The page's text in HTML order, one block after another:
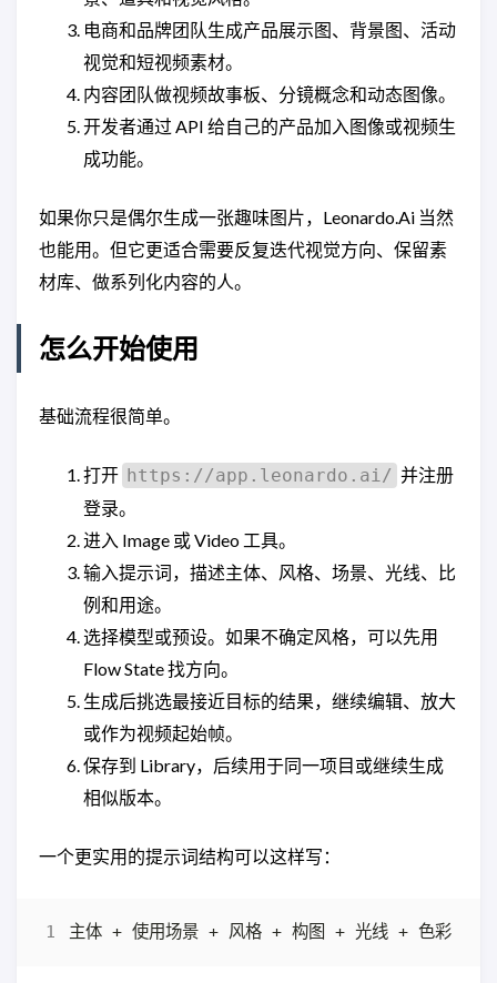
电商和品牌团队生成产品展示图、背景图、活动
视觉和短视频素材。
内容团队做视频故事板、分镜概念和动态图像。
开发者通过 API 给自己的产品加入图像或视频生
成功能。
如果你只是偶尔生成一张趣味图片，Leonardo.Ai 当然
也能用。但它更适合需要反复迭代视觉方向、保留素
材库、做系列化内容的人。
怎么开始使用
基础流程很简单。
打开 https://app.leonardo.ai/ 并注册
登录。
进入 Image 或 Video 工具。
输入提示词，描述主体、风格、场景、光线、比
例和用途。
选择模型或预设。如果不确定风格，可以先用
Flow State 找方向。
生成后挑选最接近目标的结果，继续编辑、放大
或作为视频起始帧。
保存到 Library，后续用于同一项目或继续生成
相似版本。
一个更实用的提示词结构可以这样写：